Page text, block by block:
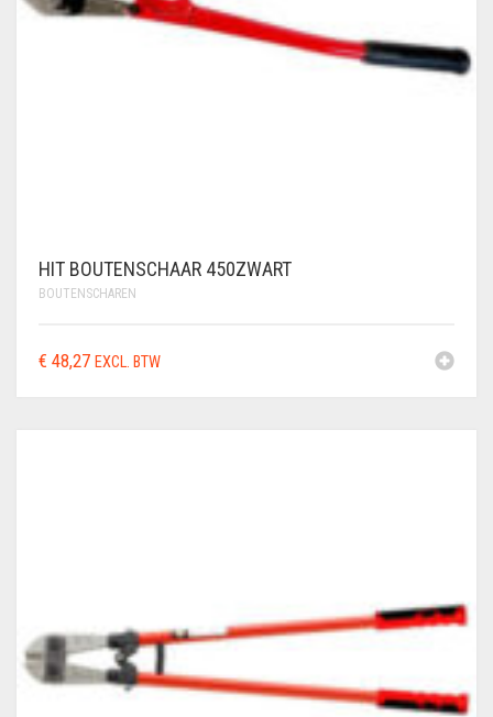
HIT BOUTENSCHAAR 450ZWART
BOUTENSCHAREN
€ 48,27 EXCL. BTW